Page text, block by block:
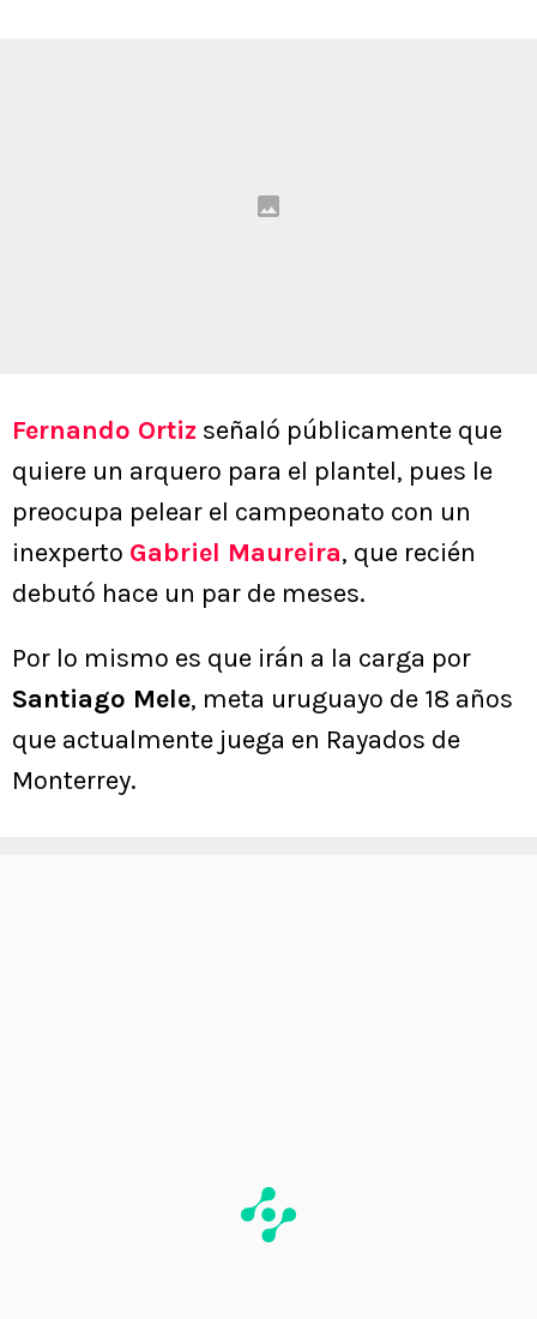
Fernando Ortiz señaló públicamente que
quiere un arquero para el plantel, pues le
preocupa pelear el campeonato con un
inexperto Gabriel Maureira, que recién
debutó hace un par de meses.
Por lo mismo es que irán a la carga por
Santiago Mele, meta uruguayo de 18 años
que actualmente juega en Rayados de
Monterrey.